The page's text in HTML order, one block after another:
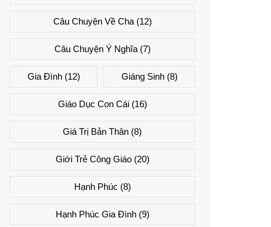
Câu Chuyện Về Cha(12)
Câu Chuyện Ý Nghĩa(7)
Gia Đình(12) Giáng Sinh(8)
Giáo Dục Con Cái(16)
Giá Trị Bản Thân (8)
Giới Trẻ Công Giáo(20)
Hạnh Phúc (8)
Hạnh Phúc Gia Đình(9)